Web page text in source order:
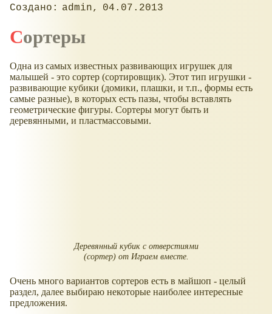
admin 04.07.2013
Сортеры
Одна из самых известных развивающих игрушек для
малышей - это сортер (сортировщик). Этот тип игрушки -
развивающие кубики (домики, плашки, и т.п., формы есть
самые разные), в которых есть пазы, чтобы вставлять
геометрические фигуры. Сортеры могут быть и
деревянными, и пластмассовыми.
Деревянный кубик с отверстиями
(сортер) от Играем вместе.
Очень много вариантов сортеров есть в майшоп - целый
раздел, далее выбираю некоторые наиболее интересные
предложения.